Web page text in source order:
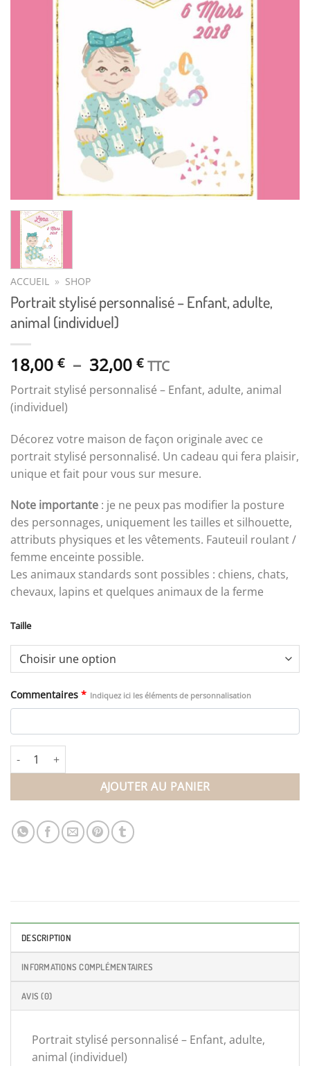
ACCUEIL » SHOP
Portrait stylisé personnalisé – Enfant, adulte,
animal (individuel)
18,00 € – 32,00 €Plage
de
prix :
à
32,00 €
TTC
Portrait stylisé personnalisé – Enfant, adulte, animal
(individuel)
Décorez votre maison de façon originale avec ce
portrait stylisé personnalisé. Un cadeau qui fera plaisir,
unique et fait pour vous sur mesure.
Note importante : je ne peux pas modifier la posture
des personnages, uniquement les tailles et silhouette,
attributs physiques et les vêtements. Fauteuil roulant /
femme enceinte possible.
Les animaux standards sont possibles : chiens, chats,
chevaux, lapins et quelques animaux de la ferme
Taille
Commentaires * Indiquez ici les éléments de personnalisation
quantité de Portrait stylisé personnalisé - Enfant, adulte,
AJOUTER AU PANIER
DESCRIPTION
INFORMATIONS COMPLÉMENTAIRES
AVIS (0)
Portrait stylisé personnalisé – Enfant, adulte,
animal (individuel)